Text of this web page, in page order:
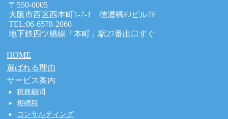
〒550-0005
大阪市西区西本町1-7-1 信濃橋FJビル7F
TEL:06-6578-2060
地下鉄四ツ橋線「本町」駅27番出口すぐ
HOME
選ばれる理由
サービス案内
税務顧問
相続税
コンサルティング